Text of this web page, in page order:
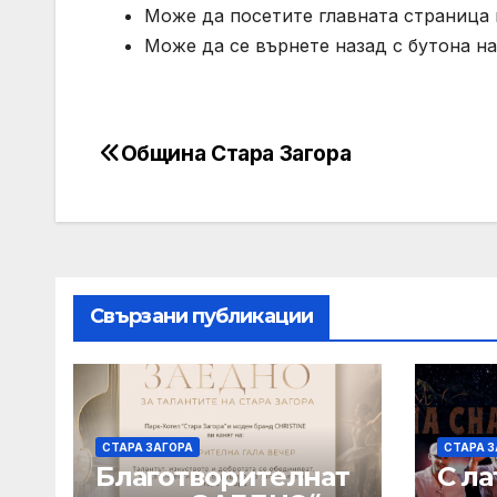
Може да посетите главната
Може да се върнете назад с бутона
Post
Община Стара Загора
Свързани публикации
СТАРА ЗАГОРА
Благотворителнат
СТАРА
С